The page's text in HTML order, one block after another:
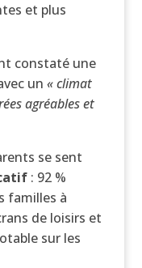
et plus
constaté une
un « climat
agréables et
se sent
: 92 %
familles à
de loisirs et
sur les